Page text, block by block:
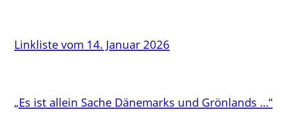
Linkliste vom 14. Januar 2026
„Es ist allein Sache Dänemarks und Grönlands …“